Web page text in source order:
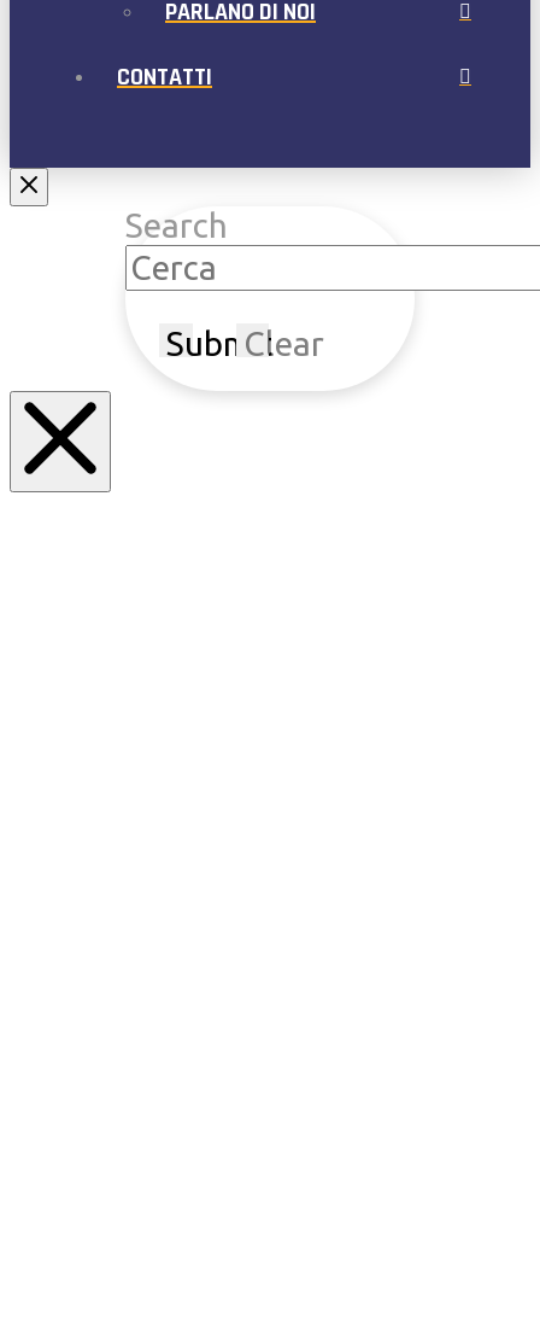
PARLANO DI NOI
CONTATTI
Search
SubmitClear